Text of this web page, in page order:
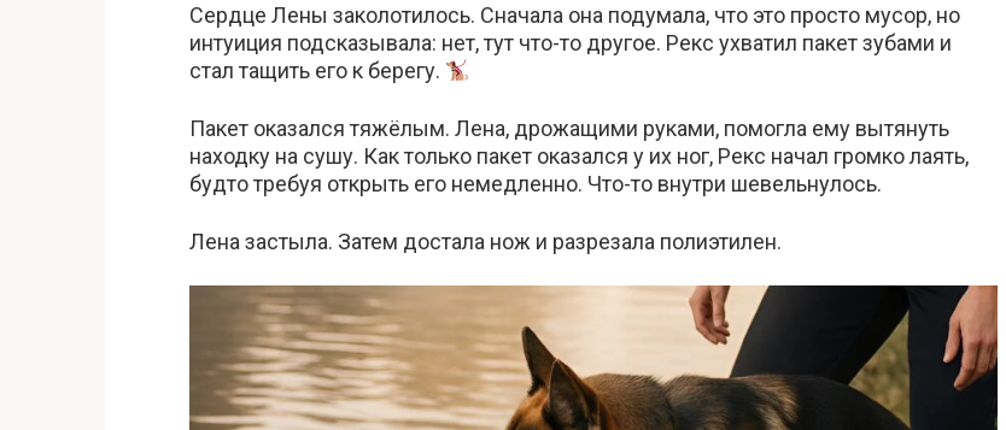
Сердце Лены заколотилось. Сначала она подумала, что это просто мусор, но
интуиция подсказывала: нет, тут что-то другое. Рекс ухватил пакет зубами и
стал тащить его к берегу.
Пакет оказался тяжёлым. Лена, дрожащими руками, помогла ему вытянуть
находку на сушу. Как только пакет оказался у их ног, Рекс начал громко лаять,
будто требуя открыть его немедленно. Что-то внутри шевельнулось.
Лена застыла. Затем достала нож и разрезала полиэтилен.